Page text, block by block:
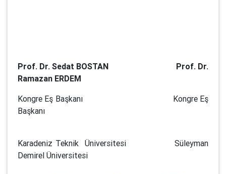
Prof. Dr. Sedat BOSTAN Prof. Dr.
Ramazan ERDEM
Kongre Eş Başkanı Kongre Eş
Başkanı
Karadeniz Teknik Üniversitesi Süleyman
Demirel Üniversitesi